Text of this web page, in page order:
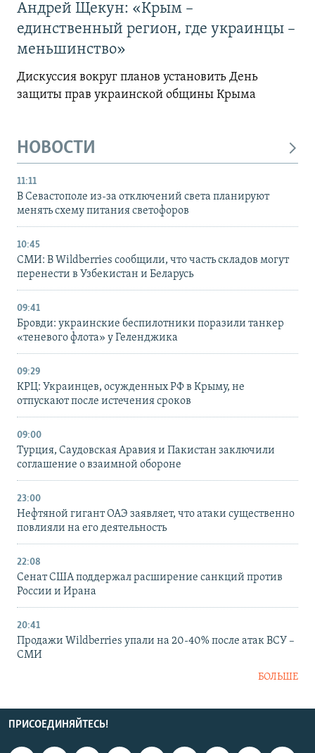
Андрей Щекун: «Крым –
единственный регион, где украинцы –
меньшинство»
Дискуссия вокруг планов установить День
защиты прав украинской общины Крыма
НОВОСТИ
11:11
В Севастополе из-за отключений света планируют
менять схему питания светофоров
10:45
СМИ: В Wildberries сообщили, что часть складов могут
перенести в Узбекистан и Беларусь
09:41
Бровди: украинские беспилотники поразили танкер
«теневого флота» у Геленджика
09:29
КРЦ: Украинцев, осужденных РФ в Крыму, не
отпускают после истечения сроков
09:00
Турция, Саудовская Аравия и Пакистан заключили
соглашение о взаимной обороне
23:00
Нефтяной гигант ОАЭ заявляет, что атаки существенно
повлияли на его деятельность
22:08
Сенат США поддержал расширение санкций против
России и Ирана
20:41
Продажи Wildberries упали на 20-40% после атак ВСУ –
СМИ
БОЛЬШЕ
ПРИСОЕДИНЯЙТЕСЬ!